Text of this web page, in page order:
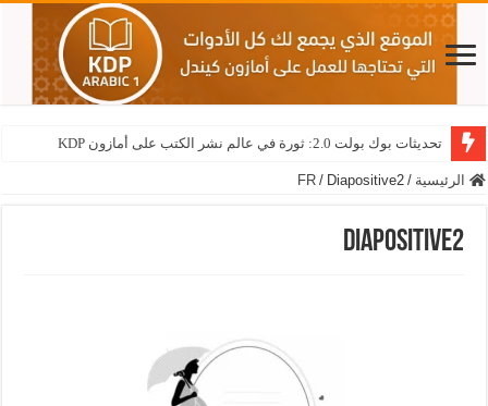
تحديثات بوك بولت 2.0: ثورة في عالم نشر الكتب على أمازون KDP
الرئيسية /
FR / Diapositive2
Diapositive2